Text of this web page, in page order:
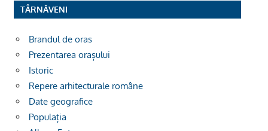
TÂRNĂVENI
Brandul de oras
Prezentarea orașului
Istoric
Repere arhitecturale române
Date geografice
Populația